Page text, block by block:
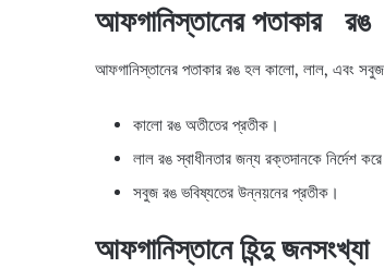
আফগানিস্তানের পতাকার রঙ
আফগানিস্তানের পতাকার রঙ হল কালো, লাল, এবং
কালো রঙ অতীতের প্রতীক।
লাল রঙ স্বাধীনতার জন্য রক্তদানকে নির্দেশ
সবুজ রঙ ভবিষ্যতের উন্নয়নের প্রতীক।
আফগানিস্তানে হিন্দু জনসংখ্যা